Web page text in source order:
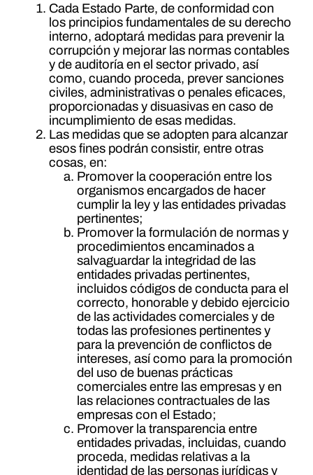
Cada Estado Parte, de conformidad con
los principios fundamentales de su derecho
interno, adoptará medidas para prevenir la
corrupción y mejorar las normas contables
y de auditoría en el sector privado, así
como, cuando proceda, prever sanciones
civiles, administrativas o penales eficaces,
proporcionadas y disuasivas en caso de
incumplimiento de esas medidas.
Las medidas que se adopten para alcanzar
esos fines podrán consistir, entre otras
cosas, en:
Promover la cooperación entre los
organismos encargados de hacer
cumplir la ley y las entidades privadas
pertinentes;
Promover la formulación de normas y
procedimientos encaminados a
salvaguardar la integridad de las
entidades privadas pertinentes,
incluidos códigos de conducta para el
correcto, honorable y debido ejercicio
de las actividades comerciales y de
todas las profesiones pertinentes y
para la prevención de conflictos de
intereses, así como para la promoción
del uso de buenas prácticas
comerciales entre las empresas y en
las relaciones contractuales de las
empresas con el Estado;
Promover la transparencia entre
entidades privadas, incluidas, cuando
proceda, medidas relativas a la
identidad de las personas jurídicas y